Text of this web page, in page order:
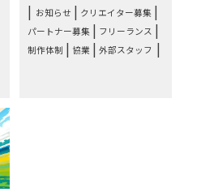
お知らせ | クリエイター募集 |
パートナー募集 | フリーランス |
制作体制 | 協業 | 外部スタッフ